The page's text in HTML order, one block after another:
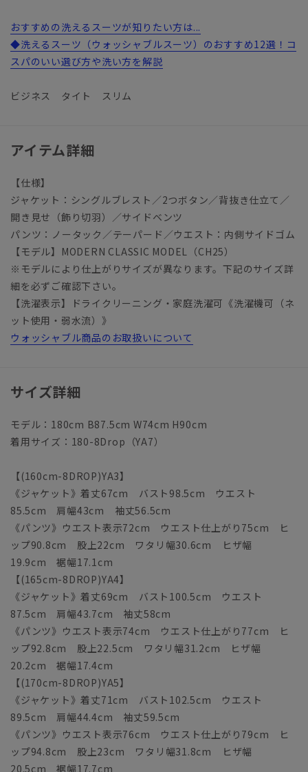
おすすめの洗えるスーツが知りたい方は...
◆洗えるスーツ（ウォッシャブルスーツ）のおすすめ12選！コ
スパのいい選び方や洗い方を解説
ビジネス タイト スリム
アイテム詳細
【仕様】
ジャケット：シングルブレスト／2つボタン／背抜き仕立て／
開き見せ（飾り切羽）／サイドベンツ
パンツ：ノータック／テーパード／ウエスト：内側サイドゴム
【モデル】MODERN CLASSIC MODEL（CH25）
※モデルにより仕上がりサイズが異なります。下記のサイズ詳
細を必ずご確認下さい。
【洗濯表示】ドライクリーニング・家庭洗濯可《洗濯機可（ネ
ット使用・弱水流）》
ウォッシャブル商品のお取扱いについて
サイズ詳細
モデル：180cm B87.5cm W74cm H90cm
着用サイズ：180-8Drop（YA7）
【(160cm-8DROP)YA3】
《ジャケット》着丈67cm バスト98.5cm ウエスト
85.5cm 肩幅43cm 袖丈56.5cm
《パンツ》ウエスト表示72cm ウエスト仕上がり75cm ヒ
ップ90.8cm 股上22cm ワタリ幅30.6cm ヒザ幅
19.9cm 裾幅17.1cm
【(165cm-8DROP)YA4】
《ジャケット》着丈69cm バスト100.5cm ウエスト
87.5cm 肩幅43.7cm 袖丈58cm
《パンツ》ウエスト表示74cm ウエスト仕上がり77cm ヒ
ップ92.8cm 股上22.5cm ワタリ幅31.2cm ヒザ幅
20.2cm 裾幅17.4cm
【(170cm-8DROP)YA5】
《ジャケット》着丈71cm バスト102.5cm ウエスト
89.5cm 肩幅44.4cm 袖丈59.5cm
《パンツ》ウエスト表示76cm ウエスト仕上がり79cm ヒ
ップ94.8cm 股上23cm ワタリ幅31.8cm ヒザ幅
20.5cm 裾幅17.7cm